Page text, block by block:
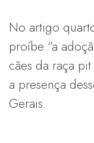
No artigo
proíbe “a
cães da raça
a presença
Gerais.